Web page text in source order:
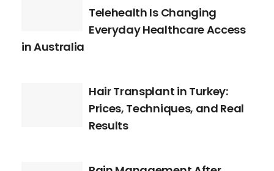
Telehealth Is Changing
Everyday Healthcare Access
in Australia
Hair Transplant in Turkey:
Prices, Techniques, and Real
Results